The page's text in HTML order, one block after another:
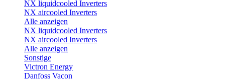
NX liquidcooled Inverters
NX aircooled Inverters
Alle anzeigen
NX liquidcooled Inverters
NX aircooled Inverters
Alle anzeigen
Sonstige
Victron Energy
Danfoss Vacon